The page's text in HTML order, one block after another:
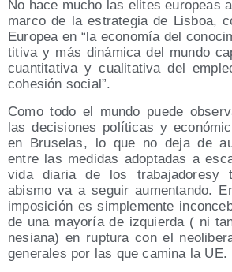
No hace mucho las eli­tes euro­peas
mar­co de la estra­te­gia de Lis­boa,
Euro­pea en “la eco­no­mía del
ti­ti­va y más diná­mi­ca del mun­do
cuan­ti­ta­ti­va y cua­li­ta­ti­va del
cohe­sión social”.
Como todo el mun­do pue­de
las deci­sio­nes polí­ti­cas y
en Bru­se­las, lo que no deja de
entre las medi­das adop­ta­das a
vida dia­ria de los tra­ba­ja­do­resy
abis­mo va a seguir aumen­tan­do.
impo­si­ción es sim­ple­men­te
de una mayo­ría de izquier­da ( ni
ne­sia­na) en rup­tu­ra con el
gene­ra­les por las que cami­na la UE.